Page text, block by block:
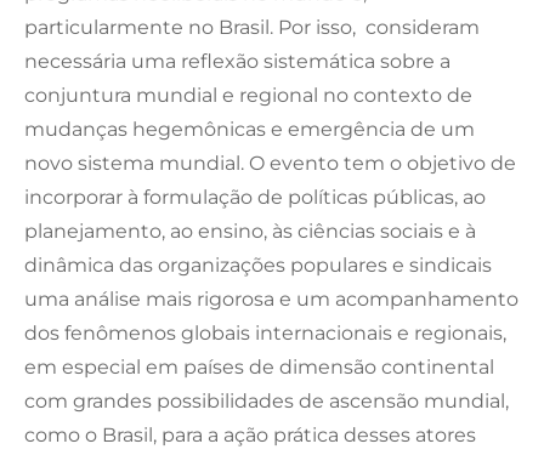
particularmente no Brasil. Por isso, consideram
necessária uma reflexão sistemática sobre a
conjuntura mundial e regional no contexto de
mudanças hegemônicas e emergência de um
novo sistema mundial. O evento tem o objetivo de
incorporar à formulação de políticas públicas, ao
planejamento, ao ensino, às ciências sociais e à
dinâmica das organizações populares e sindicais
uma análise mais rigorosa e um acompanhamento
dos fenômenos globais internacionais e regionais,
em especial em países de dimensão continental
com grandes possibilidades de ascensão mundial,
como o Brasil, para a ação prática desses atores